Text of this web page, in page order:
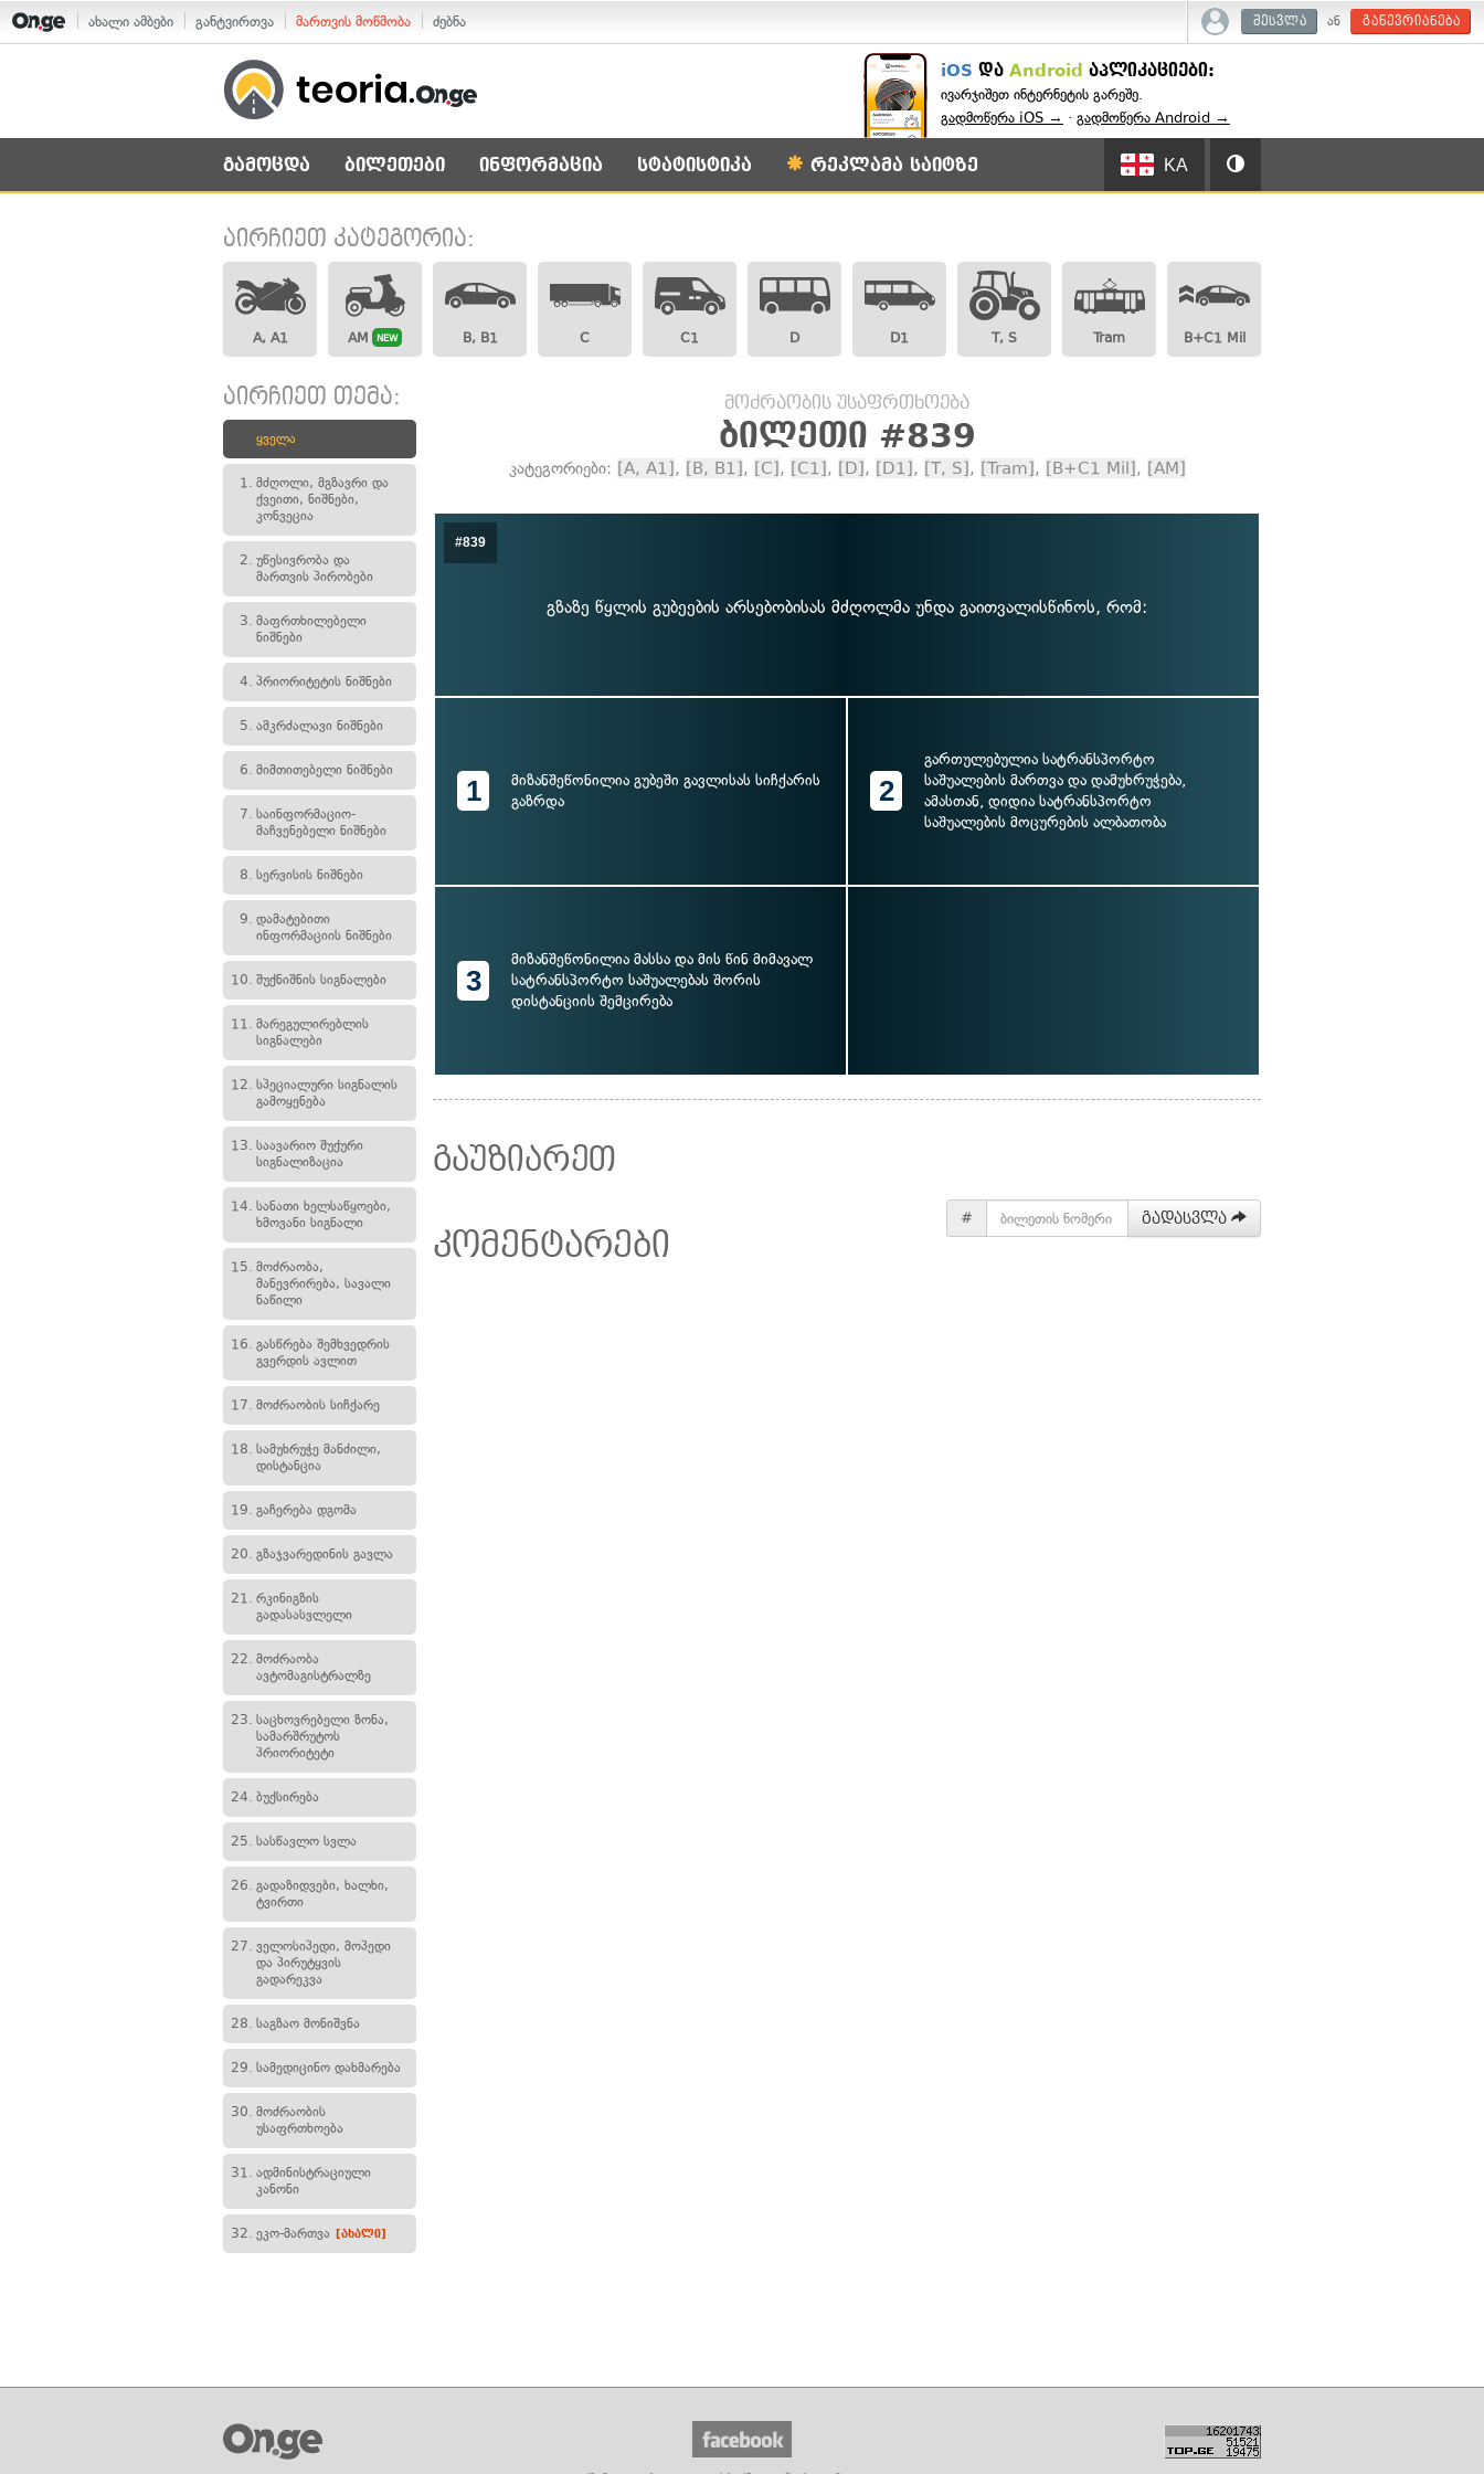
ახალი ამბები განტვირთვა მართვის მოწმობა ძებნა შესვლა ან გაწევრიანება
iOS და Android აპლიკაციები:
ივარჯიშეთ ინტერნეტის გარეშე.
გადმოწერა iOS → · გადმოწერა Android →
გამოცდა ბილეთები ინფორმაცია სტატისტიკა რეკლამა საიტზე KA
აირჩიეთ კატეგორია:
A, A1 AM NEW B, B1 C C1 D D1 T, S Tram B+C1 Mil
აირჩიეთ თემა:
ყველა
1. მძღოლი, მგზავრი და
ქვეითი, ნიშნები,
კონვეცია
2. უწესივრობა და
მართვის პირობები
3. მაფრთხილებელი
ნიშნები
4. პრიორიტეტის ნიშნები
5. ამკრძალავი ნიშნები
6. მიმთითებელი ნიშნები
7. საინფორმაციო-
მაჩვენებელი ნიშნები
8. სერვისის ნიშნები
9. დამატებითი
ინფორმაციის ნიშნები
10. შუქნიშნის სიგნალები
11. მარეგულირებლის
სიგნალები
12. სპეციალური სიგნალის
გამოყენება
13. საავარიო შუქური
სიგნალიზაცია
14. სანათი ხელსაწყოები,
ხმოვანი სიგნალი
15. მოძრაობა,
მანევრირება, სავალი
ნაწილი
16. გასწრება შემხვედრის
გვერდის ავლით
17. მოძრაობის სიჩქარე
18. სამუხრუჭე მანძილი,
დისტანცია
19. გაჩერება დგომა
20. გზაჯვარედინის გავლა
21. რკინიგზის
გადასასვლელი
22. მოძრაობა
ავტომაგისტრალზე
23. საცხოვრებელი ზონა,
სამარშრუტოს
პრიორიტეტი
24. ბუქსირება
25. სასწავლო სვლა
26. გადაზიდვები, ხალხი,
ტვირთი
27. ველოსიპედი, მოპედი
და პირუტყვის
გადარეკვა
28. საგზაო მონიშვნა
29. სამედიცინო დახმარება
30. მოძრაობის
უსაფრთხოება
31. ადმინისტრაციული
კანონი
32. ეკო-მართვა [ახალი]
მოძრაობის უსაფრთხოება
ბილეთი #839
კატეგორიები: [A, A1], [B, B1], [C], [C1], [D], [D1], [T, S], [Tram], [B+C1 Mil], [AM]
#839
გზაზე წყლის გუბეების არსებობისას მძღოლმა უნდა გაითვალისწინოს, რომ:
1
მიზანშეწონილია გუბეში გავლისას სიჩქარის
გაზრდა
2
გართულებულია სატრანსპორტო
საშუალების მართვა და დამუხრუჭება,
ამასთან, დიდია სატრანსპორტო
საშუალების მოცურების ალბათობა
3
მიზანშეწონილია მასსა და მის წინ მიმავალ
სატრანსპორტო საშუალებას შორის
დისტანციის შემცირება
# გადასვლა
გაუზიარეთ
კომენტარები